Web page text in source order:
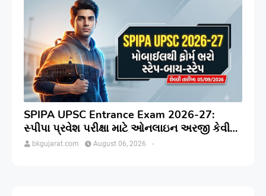
SPIPA UPSC Entrance Exam 2026-27:
સ્પીપા પ્રવેશ પરીક્ષા માટે ઓનલાઇન અરજી કેવી
રીતે કરવી? જાણો સંપૂર્ણ પ્રક્રિયા
bkgujarat.com -
August 06, 2026